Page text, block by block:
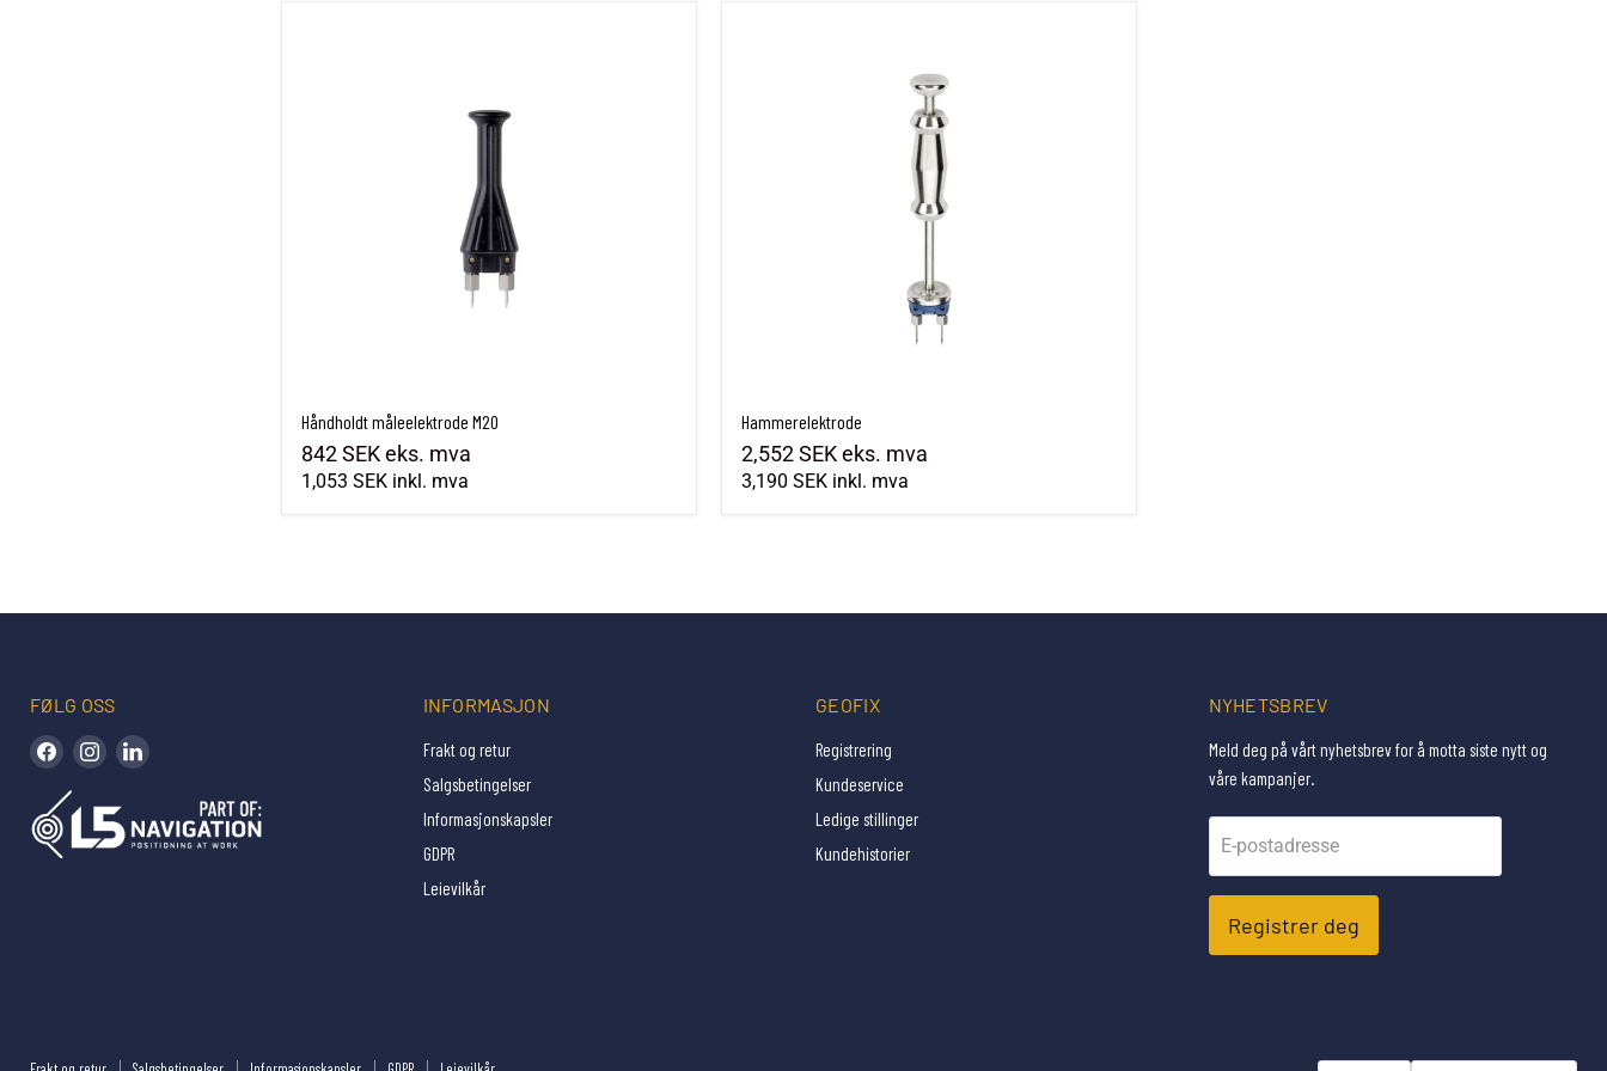
Håndholdt måleelektrode M20
842 SEKeks. mva
1,053 SEK inkl. mva
Hammerelektrode
2,552 SEKeks. mva
3,190 SEKinkl. mva
FØLG OSS
Finn oss på Facebook
Finn oss på Instagram
INFORMASJON
Frakt og retur
Salgsbetingelser
Informasjonskapsler
GDPR
Leievilkår
GEOFIX
Registrering
Kundeservice
Ledige stillinger
Kundehistorier
NYHETSBREV
Meld deg på vårt nyhetsbrev for å motta siste nytt og
våre kampanjer.
E-postadresse
Registrer deg